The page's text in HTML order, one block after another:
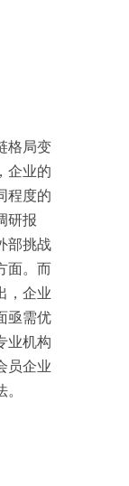
格局变
企业的
程度的
研报
部挑战
面。而
，企业
亟需优
业机构
员企业